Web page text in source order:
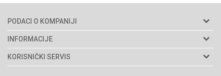
PODACI O KOMPANIJI
Agromarket d.o.o.
Matični broj: 11003826
INFORMACIJE
O nama
Brendovi
KORISNIČKI SERVIS